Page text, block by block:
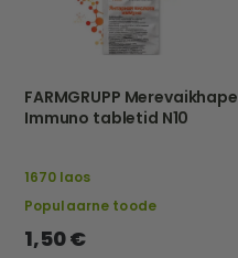
FARMGRUPP Merevaikhape
Immuno tabletid N10
1670 laos
Populaarne toode
1,50 €